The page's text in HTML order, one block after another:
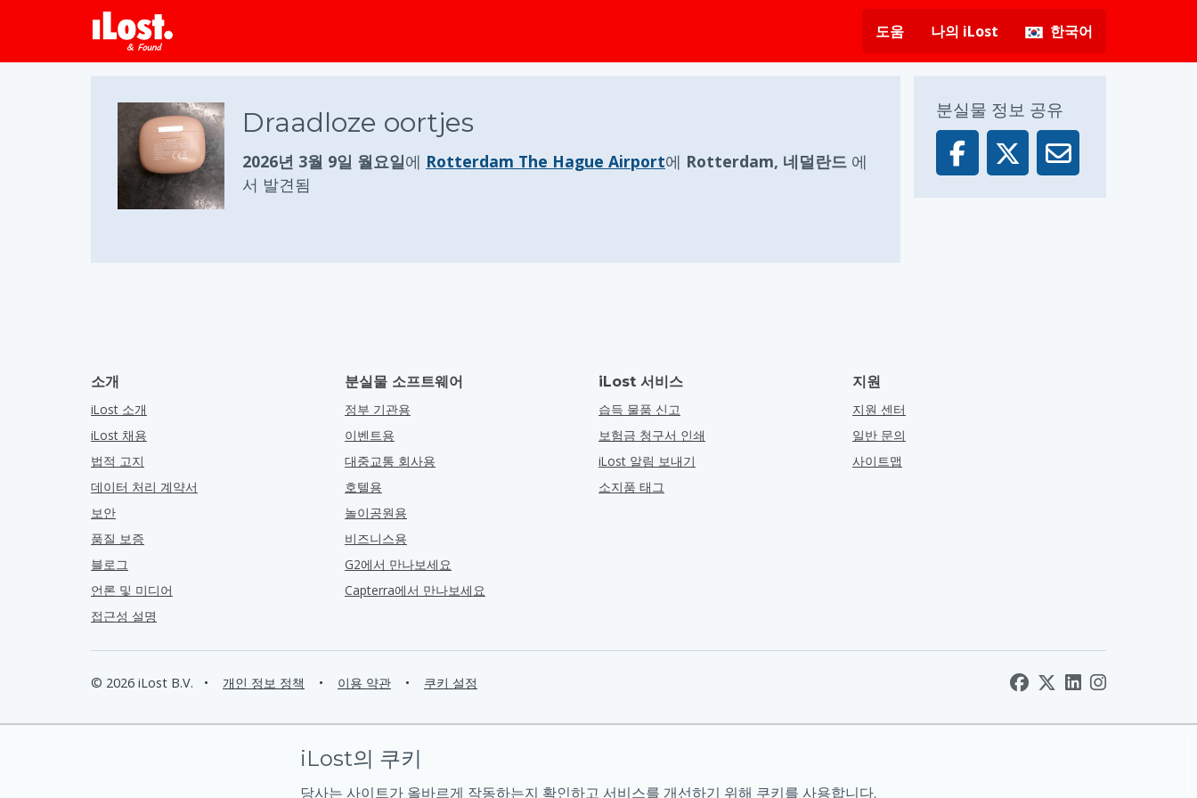
도움 나의 iLost 한국어
Draadloze oortjes
2026년 3월 9일 월요일에 Rotterdam The Hague Airport에 Rotterdam, 네덜란드 에
서 발견됨
분실물 정보 공유
소개
iLost 소개
iLost 채용
법적 고지
데이터 처리 계약서
보안
품질 보증
블로그
언론 및 미디어
접근성 설명
분실물 소프트웨어
정부 기관용
이벤트용
대중교통 회사용
호텔용
놀이공원용
비즈니스용
G2에서 만나보세요
Capterra에서 만나보세요
iLost 서비스
습득 물품 신고
보험금 청구서 인쇄
iLost 알림 보내기
소지품 태그
지원
지원 센터
일반 문의
사이트맵
© 2026 iLost B.V. • 개인 정보 정책 • 이용 약관 • 쿠키 설정
iLost의 쿠키
당사는 사이트가 올바르게 작동하는지 확인하고 서비스를 개선하기 위해 쿠키를 사용합니다.